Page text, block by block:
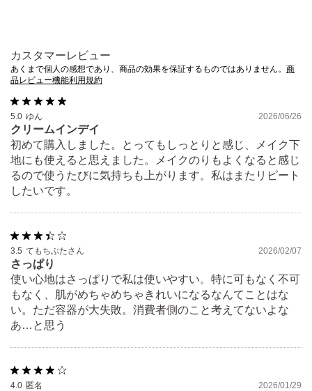
カスタマーレビュー
あくまで個人の感想であり、商品の効果を保証するものではありません。 商
品レビュー機能利用規約
5.0 ゆん 2026/06/26
クリームインデイ
初めて購入しました。とってもしっとりと感じ、メイク下
地にも使えると思えました。メイクのりもよくなると感じ
るので使うたびに気持ちも上がります。私はまたリピート
したいです。
3.5 てもちぶたさん 2026/02/07
さっぱり
使い心地はさっぱりで私は使いやすい。特に可もなく不可
もなく、肌がめちゃめちゃきれいになるなんてことはな
い。ただ容器が大失敗。消費者側のこと考えてないよな
あ…と思う
4.0 匿名 2026/01/29